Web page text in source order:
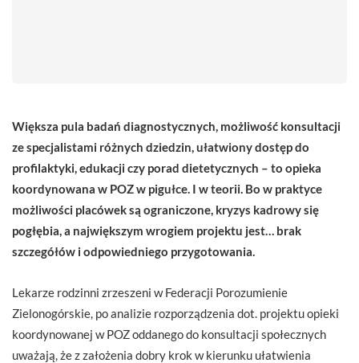
Większa pula badań diagnostycznych, możliwość konsultacji
ze specjalistami różnych dziedzin, ułatwiony dostęp do
profilaktyki, edukacji czy porad dietetycznych – to opieka
koordynowana w POZ w pigułce. I w teorii. Bo w praktyce
możliwości placówek są ograniczone, kryzys kadrowy się
pogłębia, a największym wrogiem projektu jest… brak
szczegółów i odpowiedniego przygotowania.
Lekarze rodzinni zrzeszeni w Federacji Porozumienie
Zielonogórskie, po analizie rozporządzenia dot. projektu opieki
koordynowanej w POZ oddanego do konsultacji społecznych
uważają, że z założenia dobry krok w kierunku ułatwienia